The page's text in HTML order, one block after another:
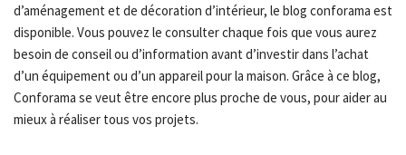
d’aménagement et de décoration d’intérieur, le blog conforama est
disponible. Vous pouvez le consulter chaque fois que vous aurez
besoin de conseil ou d’information avant d’investir dans l’achat
d’un équipement ou d’un appareil pour la maison. Grâce à ce blog,
Conforama se veut être encore plus proche de vous, pour aider au
mieux à réaliser tous vos projets.